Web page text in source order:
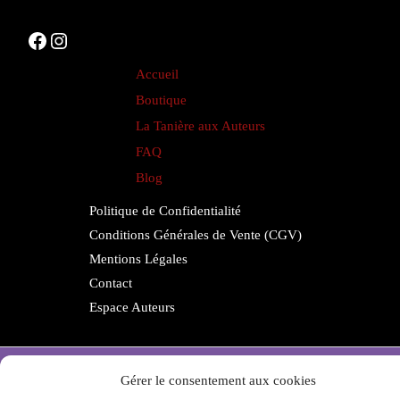
Gérer le consentement aux cookies
Facebook
Instagram
Accueil
Boutique
La Tanière aux Auteurs
FAQ
Blog
Politique de Confidentialité
Conditions Générales de Vente (CGV)
Mentions Légales
Contact
Espace Auteurs
Copyright © 2026 aurepairedelimaginaire.fr